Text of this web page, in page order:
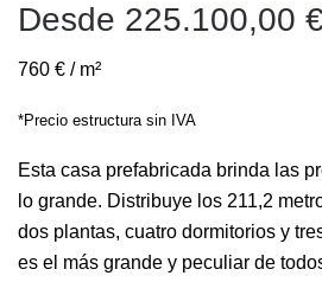
Desde 225.100,00 €
760 € / m²
*Precio estructura sin IVA
Esta casa prefabricada brinda las
lo grande. Distribuye los 211,2
dos plantas, cuatro dormitorios y
es el más grande y peculiar de